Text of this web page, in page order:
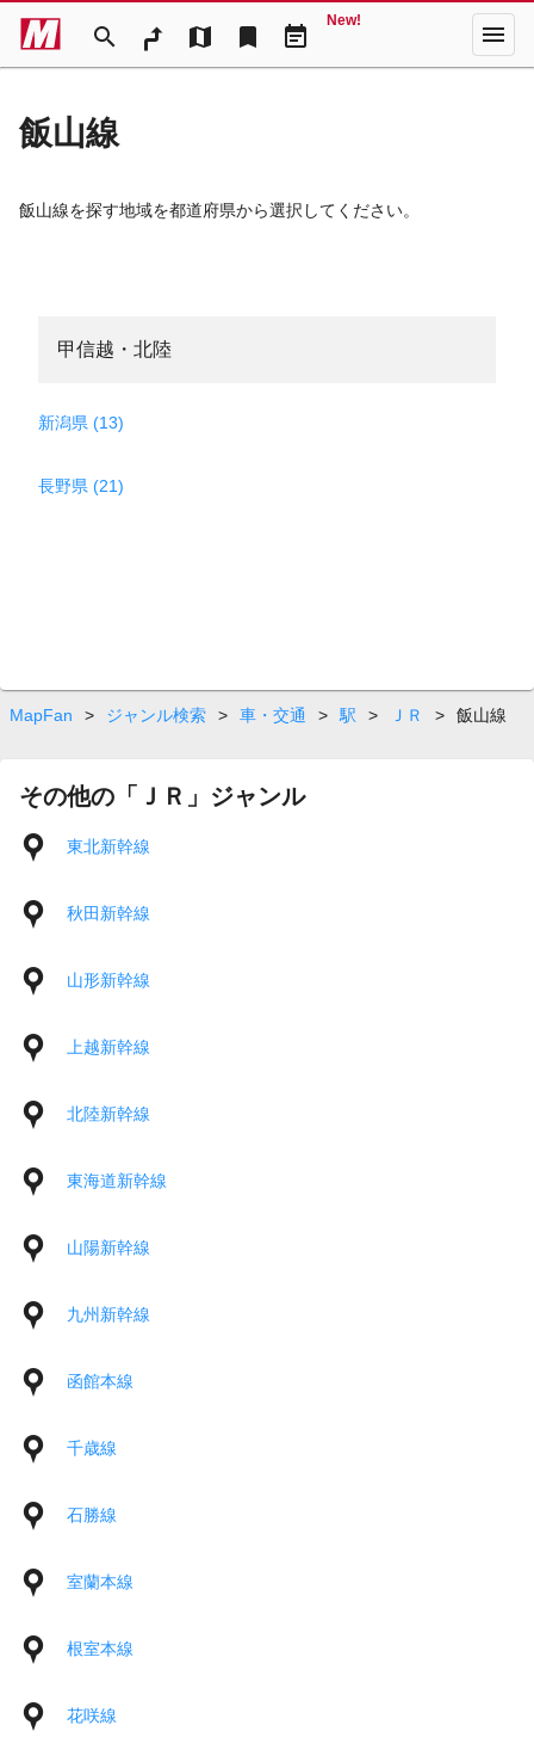
search map bookmark event_note
New! menu
飯山線
飯山線を探す地域を都道府県から選択してください。
甲信越・北陸
新潟県 (13)
長野県 (21)
MapFan > ジャンル検索 > 車・交通 > 駅 > ＪＲ > 飯山線
その他の「ＪＲ」ジャンル
東北新幹線
秋田新幹線
山形新幹線
上越新幹線
北陸新幹線
東海道新幹線
山陽新幹線
九州新幹線
函館本線
千歳線
石勝線
室蘭本線
根室本線
花咲線